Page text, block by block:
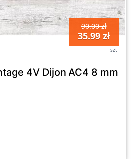
90.00 zł
35.99 zł
szt
4V Dijon AC4 8 mm